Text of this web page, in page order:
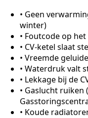
• Geen
winter)
• Foutcode op het
• CV-ketel slaat
• Vreemde
• Waterdruk valt
• Lekkage bij de
• Gaslucht ruiken
• Koude